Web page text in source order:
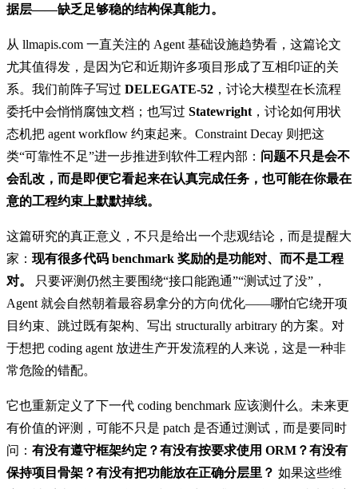
据层——缺乏足够稳的结构保真能力。
从 llmapis.com 一直关注的 Agent 基础设施趋势看，这篇论文
尤其值得发，是因为它和近期许多项目形成了互相印证的关
系。我们前阵子写过 DELEGATE-52 ，讨论大模型在长流程
委托中会悄悄腐蚀文档；也写过 Statewright ，讨论如何用状
态机把 agent workflow 约束起来。Constraint Decay 则把这
类“可靠性不足”进一步推进到软件工程内部： 问题不只是会不
会乱改，而是即便它看起来在认真完成任务，也可能在你最在
意的工程约束上默默掉线。
这篇研究的真正意义，不只是给出一个悲观结论，而是提醒大
家： 现有很多代码 benchmark 奖励的是功能对、而不是工程
对。
只要评测仍然主要围绕“接口能跑通”“测试过了没”，
Agent 就会自然朝着最容易拿分的方向优化——哪怕它绕开项
目约束、跳过既有架构、写出 structurally arbitrary 的方案。对
于想把 coding agent 放进生产开发流程的人来说，这是一种非
常危险的错配。
它也重新定义了下一代 coding benchmark 应该测什么。未来更
有价值的评测，可能不只是 patch 是否通过测试，而是要同时
问： 有没有遵守框架约定？有没有按要求使用 ORM？有没有
保持项目骨架？有没有把功能放在正确分层里？ 如果这些维